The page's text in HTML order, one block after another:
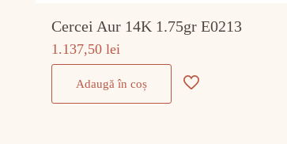
Cercei Aur 14K 1.75gr E0213
1.137,50 lei
Adaugă în coș